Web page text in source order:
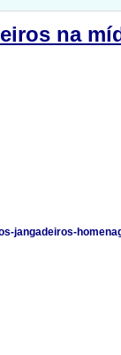
na
jangadeiros-